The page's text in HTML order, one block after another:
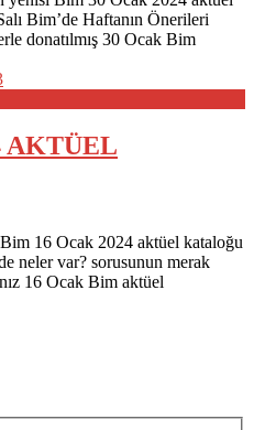
Bim’de Haftanın Önerileri
donatılmış 30 Ocak Bim
AKTÜEL
16 Ocak 2024 aktüel kataloğu
neler var? sorusunun merak
16 Ocak Bim aktüel